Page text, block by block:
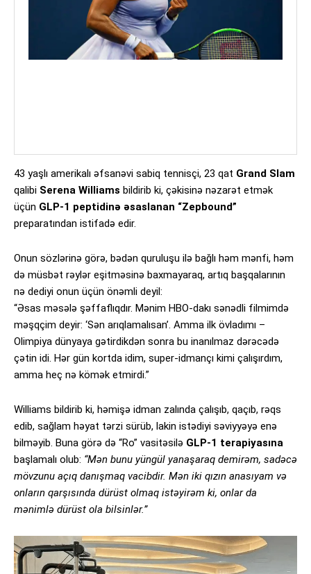
43 yaşlı amerikalı əfsanəvi sabiq tennisçi, 23 qat Grand Slam
qalibi Serena Williams bildirib ki, çəkisinə nəzarət etmək
üçün GLP-1 peptidinə əsaslanan “Zepbound”
preparatından istifadə edir.
Onun sözlərinə görə, bədən quruluşu ilə bağlı həm mənfi, həm
də müsbət rəylər eşitməsinə baxmayaraq, artıq başqalarının
nə dediyi onun üçün önəmli deyil:
“Əsas məsələ şəffaflıqdır. Mənim HBO-dakı sənədli filmimdə
məşqçim deyir: ‘Sən arıqlamalısan’. Amma ilk övladımı –
Olimpiya dünyaya gətirdikdən sonra bu inanılmaz dərəcədə
çətin idi. Hər gün kortda idim, super-idmançı kimi çalışırdım,
amma heç nə kömək etmirdi.”
Williams bildirib ki, həmişə idman zalında çalışıb, qaçıb, rəqs
edib, sağlam həyat tərzi sürüb, lakin istədiyi səviyyəyə enə
bilməyib. Buna görə də “Ro” vasitəsilə GLP-1 terapiyasına
başlamalı olub: “Mən bunu yüngül yanaşaraq demirəm, sadəcə
mövzunu açıq danışmaq vacibdir. Mən iki qızın anasıyam və
onların qarşısında dürüst olmaq istəyirəm ki, onlar da
mənimlə dürüst ola bilsinlər.”